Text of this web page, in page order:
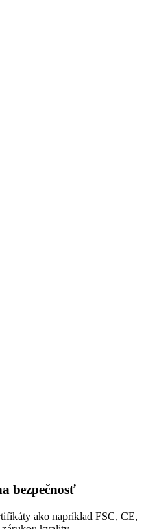
bezpečnosť
ako napríklad FSC, CE,